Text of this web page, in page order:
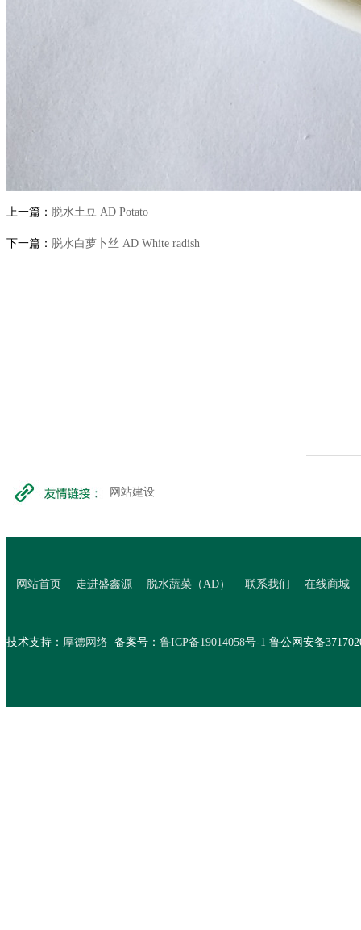
上一篇： 脱水土豆 AD Potato
下一篇： 脱水白萝卜丝 AD White radish
网站建设
网站首页 走进盛鑫源 脱水蔬菜（AD） 联系我们 在线商城
技术支持： 厚德网络 备案号： 鲁ICP备19014058号-1 鲁公网安备